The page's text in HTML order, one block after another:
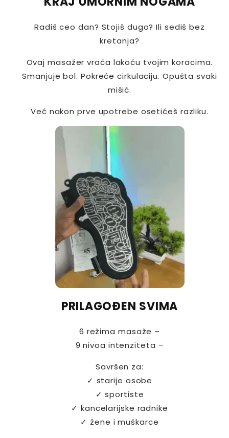
Radiš ceo dan? Stojiš dugo? Ili sediš bez
kretanja?
Ovaj masažer vraća lakoću tvojim koracima.
Smanjuje bol. Pokreće cirkulaciju. Opušta svaki
mišić.
Već nakon prve upotrebe osetićeš razliku.
PRILAGOĐEN SVIMA
6 režima masaže –
9 nivoa intenziteta –
Savršen za:
✓ starije osobe
✓ sportiste
✓ kancelarijske radnike
✓ žene i muškarce